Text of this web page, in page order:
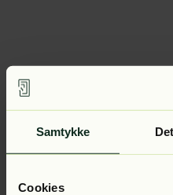
Samtykke
Cookies